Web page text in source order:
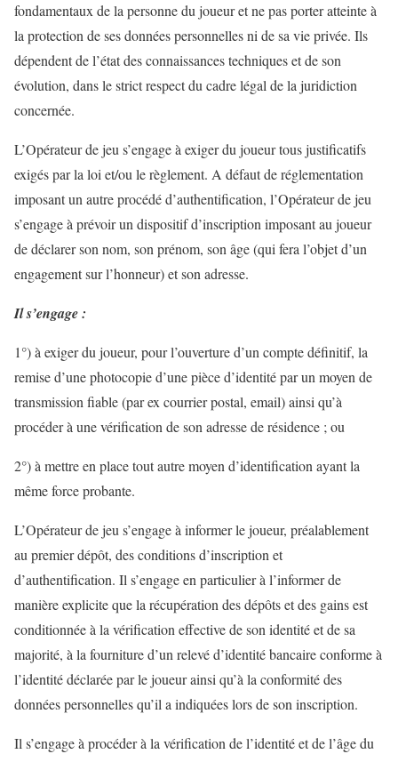
fondamentaux de la personne du joueur et ne pas porter atteinte à
la protection de ses données personnelles ni de sa vie privée. Ils
dépendent de l’état des connaissances techniques et de son
évolution, dans le strict respect du cadre légal de la juridiction
concernée.
L’Opérateur de jeu s’engage à exiger du joueur tous justificatifs
exigés par la loi et/ou le règlement. A défaut de réglementation
imposant un autre procédé d’authentification, l’Opérateur de jeu
s’engage à prévoir un dispositif d’inscription imposant au joueur
de déclarer son nom, son prénom, son âge (qui fera l’objet d’un
engagement sur l’honneur) et son adresse.
Il s’engage :
1°) à exiger du joueur, pour l’ouverture d’un compte définitif, la
remise d’une photocopie d’une pièce d’identité par un moyen de
transmission fiable (par ex courrier postal, email) ainsi qu’à
procéder à une vérification de son adresse de résidence ; ou
2°) à mettre en place tout autre moyen d’identification ayant la
même force probante.
L’Opérateur de jeu s’engage à informer le joueur, préalablement
au premier dépôt, des conditions d’inscription et
d’authentification. Il s’engage en particulier à l’informer de
manière explicite que la récupération des dépôts et des gains est
conditionnée à la vérification effective de son identité et de sa
majorité, à la fourniture d’un relevé d’identité bancaire conforme à
l’identité déclarée par le joueur ainsi qu’à la conformité des
données personnelles qu’il a indiquées lors de son inscription.
Il s’engage à procéder à la vérification de l’identité et de l’âge du